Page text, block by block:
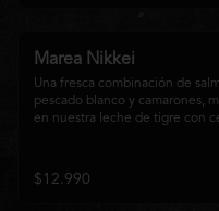
Marea Nikkei
Una fresca combinación de
pescado blanco y camarones,
en nuestra leche de tigre con
para una experiencia Nikkei
frescura, equilibrio y sabor.
$12.990